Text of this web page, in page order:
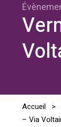
Accueil >
– Via